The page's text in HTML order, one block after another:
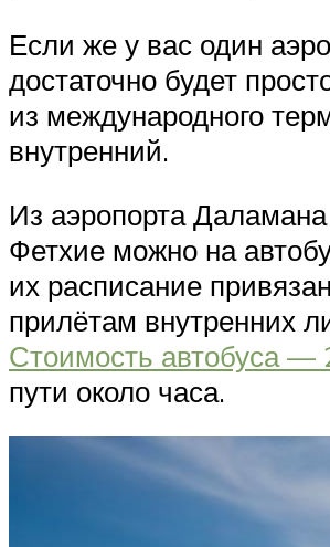
Если же у вас один
достаточно будет
из международного
внутренний.
Из аэропорта
Фетхие можно на
их расписание
прилётам внутренних
Стоимость автобуса —
пути около часа.